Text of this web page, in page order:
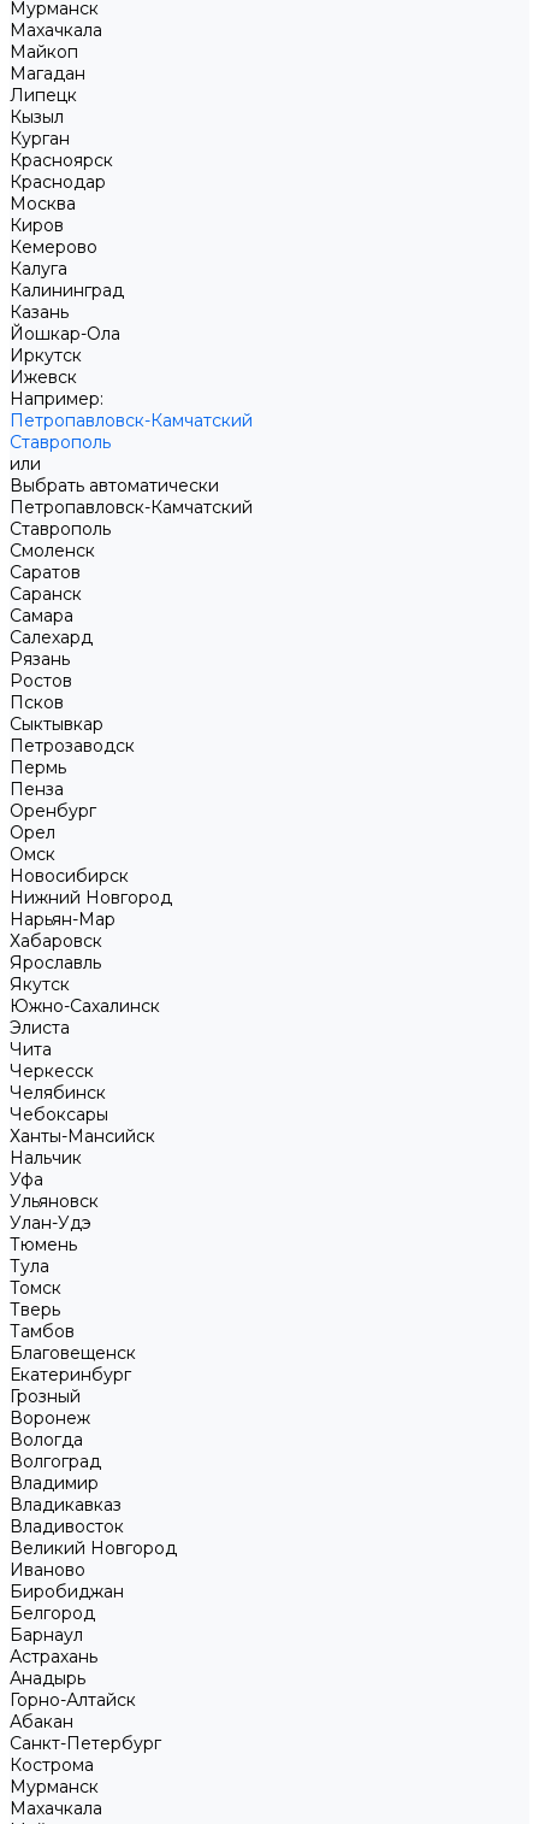
Мурманск
Махачкала
Майкоп
Магадан
Липецк
Кызыл
Курган
Красноярск
Краснодар
Москва
Киров
Кемерово
Калуга
Калининград
Казань
Йошкар-Ола
Иркутск
Ижевск
Например:
Петропавловск-Камчатский
Ставрополь
или
Выбрать автоматически
Петропавловск-Камчатский
Ставрополь
Смоленск
Саратов
Саранск
Самара
Салехард
Рязань
Ростов
Псков
Сыктывкар
Петрозаводск
Пермь
Пенза
Оренбург
Орел
Омск
Новосибирск
Нижний Новгород
Нарьян-Мар
Хабаровск
Ярославль
Якутск
Южно-Сахалинск
Элиста
Чита
Черкесск
Челябинск
Чебоксары
Ханты-Мансийск
Нальчик
Уфа
Ульяновск
Улан-Удэ
Тюмень
Тула
Томск
Тверь
Тамбов
Благовещенск
Екатеринбург
Грозный
Воронеж
Вологда
Волгоград
Владимир
Владикавказ
Владивосток
Великий Новгород
Иваново
Биробиджан
Белгород
Барнаул
Астрахань
Анадырь
Горно-Алтайск
Абакан
Санкт-Петербург
Кострома
Мурманск
Махачкала